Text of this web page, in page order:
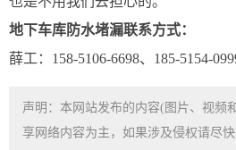
地下车库防水堵漏联系方式：
薛工：158-5106-6698、185-5154-
声明：本网站发布的内容(图片、视频
享网络内容为主，如果涉及侵权请尽